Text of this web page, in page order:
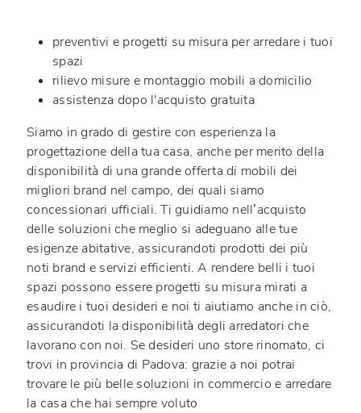
preventivi e progetti su misura per arredare i tuoi
spazi
rilievo misure e montaggio mobili a domicilio
assistenza dopo l'acquisto gratuita
Siamo in grado di gestire con esperienza la
progettazione della tua casa, anche per merito della
disponibilità di una grande offerta di mobili dei
migliori brand nel campo, dei quali siamo
concessionari ufficiali. Ti guidiamo nell’acquisto
delle soluzioni che meglio si adeguano alle tue
esigenze abitative, assicurandoti prodotti dei più
noti brand e servizi efficienti. A rendere belli i tuoi
spazi possono essere progetti su misura mirati a
esaudire i tuoi desideri e noi ti aiutiamo anche in ciò,
assicurandoti la disponibilità degli arredatori che
lavorano con noi. Se desideri uno store rinomato, ci
trovi in provincia di Padova: grazie a noi potrai
trovare le più belle soluzioni in commercio e arredare
la casa che hai sempre voluto